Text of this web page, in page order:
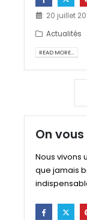
20 juillet
Actualités
READ MORE...
On
Nous vivons
que jamais